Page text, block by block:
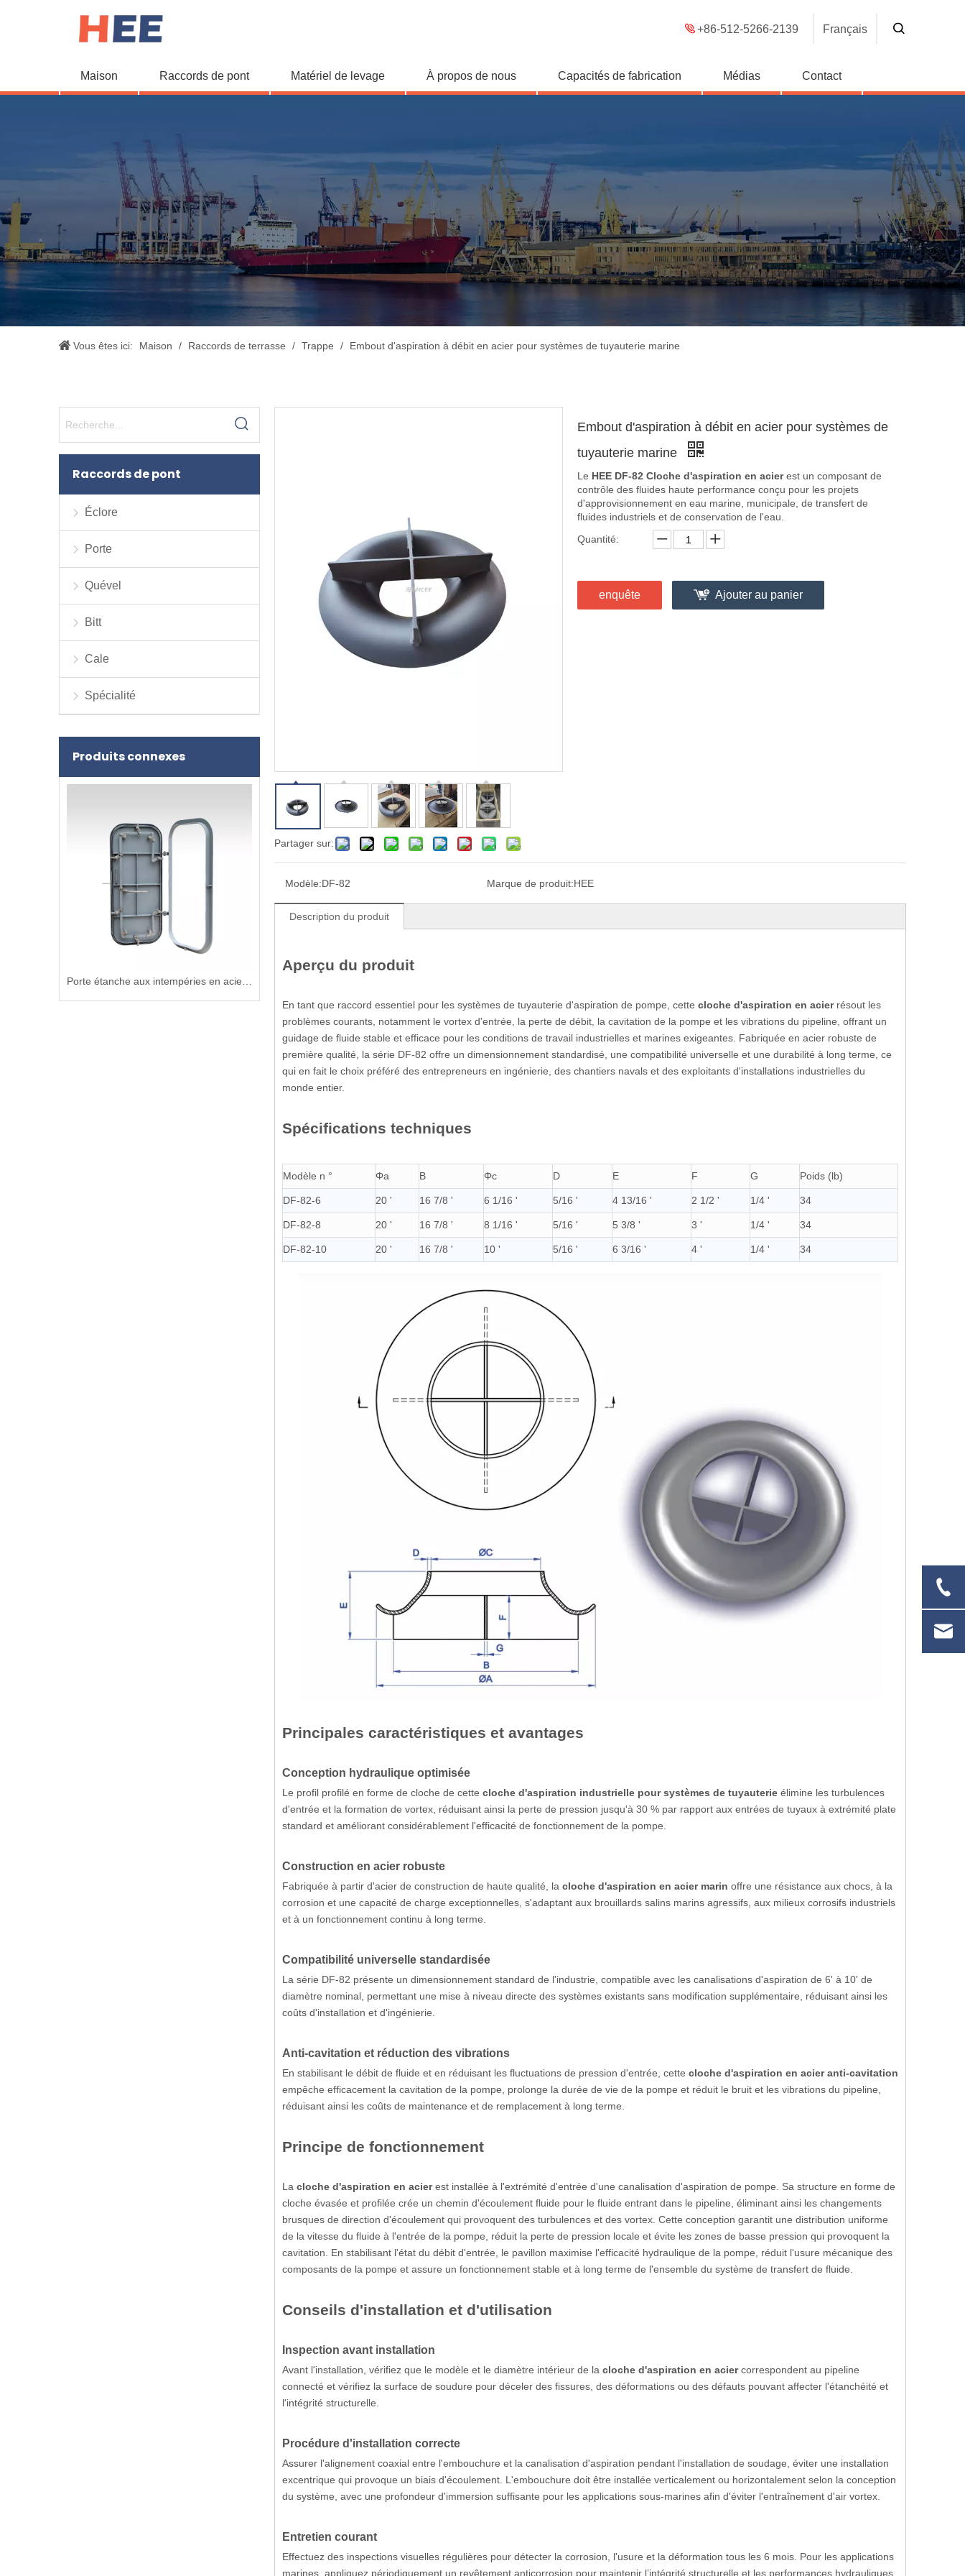
+86-512-5266-2139 Français
Maison Raccords de pont Matériel de levage À propos de nous Capacités de fabrication Médias Contact
Vous êtes ici: Maison / Raccords de terrasse / Trappe / Embout d'aspiration à débit en acier pour systèmes de tuyauterie marine
Raccords de pont
Éclore
Porte
Quével
Bitt
Cale
Spécialité
Produits connexes
Partager sur:
Embout d'aspiration à débit en acier pour systèmes de
tuyauterie marine
Le HEE DF-82 Cloche d'aspiration en acierest un composant de
contrôle des fluides haute performance conçu pour les projets
d'approvisionnement en eau marine, municipale, de transfert de
fluides industriels et de conservation de l'eau.
Quantité:
enquête Ajouter au panier
Modèle:DF-82 Marque de produit:HEE
Description du produit
Aperçu du produit
En tant que raccord essentiel pour les systèmes de tuyauterie d'aspiration de pompe, cette cloche d'aspiration en acier résout les
problèmes courants, notamment le vortex d'entrée, la perte de débit, la cavitation de la pompe et les vibrations du pipeline, offrant un
guidage de fluide stable et efficace pour les conditions de travail industrielles et marines exigeantes. Fabriquée en acier robuste de
première qualité, la série DF-82 offre un dimensionnement standardisé, une compatibilité universelle et une durabilité à long terme, ce
qui en fait le choix préféré des entrepreneurs en ingénierie, des chantiers navals et des exploitants d'installations industrielles du
monde entier.
Spécifications techniques
Modèle n ° Φa B Φc D E F G Poids (lb)
DF-82-6 20 ' 16 7/8 ' 6 1/16 ' 5/16 ' 4 13/16 ' 2 1/2 ' 1/4 ' 34
DF-82-8 20 ' 16 7/8 ' 8 1/16 ' 5/16 ' 5 3/8 ' 3 ' 1/4 ' 34
DF-82-10 20 ' 16 7/8 ' 10 ' 5/16 ' 6 3/16 ' 4 ' 1/4 ' 34
Principales caractéristiques et avantages
Conception hydraulique optimisée
Le profil profilé en forme de cloche de cette cloche d'aspiration industrielle pour systèmes de tuyauterie élimine les turbulences
d'entrée et la formation de vortex, réduisant ainsi la perte de pression jusqu'à 30 % par rapport aux entrées de tuyaux à extrémité plate
standard et améliorant considérablement l'efficacité de fonctionnement de la pompe.
Construction en acier robuste
Fabriquée à partir d'acier de construction de haute qualité, la cloche d'aspiration en acier marin offre une résistance aux chocs, à la
corrosion et une capacité de charge exceptionnelles, s'adaptant aux brouillards salins marins agressifs, aux milieux corrosifs industriels
et à un fonctionnement continu à long terme.
Compatibilité universelle standardisée
La série DF-82 présente un dimensionnement standard de l'industrie, compatible avec les canalisations d'aspiration de 6' à 10' de
diamètre nominal, permettant une mise à niveau directe des systèmes existants sans modification supplémentaire, réduisant ainsi les
coûts d'installation et d'ingénierie.
Anti-cavitation et réduction des vibrations
En stabilisant le débit de fluide et en réduisant les fluctuations de pression d'entrée, cette cloche d'aspiration en acier anti-cavitation
empêche efficacement la cavitation de la pompe, prolonge la durée de vie de la pompe et réduit le bruit et les vibrations du pipeline,
réduisant ainsi les coûts de maintenance et de remplacement à long terme.
Principe de fonctionnement
La cloche d'aspiration en acierest installée à l'extrémité d'entrée d'une canalisation d'aspiration de pompe. Sa structure en forme de
cloche évasée et profilée crée un chemin d'écoulement fluide pour le fluide entrant dans le pipeline, éliminant ainsi les changements
brusques de direction d'écoulement qui provoquent des turbulences et des vortex. Cette conception garantit une distribution uniforme
de la vitesse du fluide à l'entrée de la pompe, réduit la perte de pression locale et évite les zones de basse pression qui provoquent la
cavitation. En stabilisant l'état du débit d'entrée, le pavillon maximise l'efficacité hydraulique de la pompe, réduit l'usure mécanique des
composants de la pompe et assure un fonctionnement stable et à long terme de l'ensemble du système de transfert de fluide.
Conseils d'installation et d'utilisation
Inspection avant installation
Avant l'installation, vérifiez que le modèle et le diamètre intérieur de la cloche d'aspiration en aciercorrespondent au pipeline
connecté et vérifiez la surface de soudure pour déceler des fissures, des déformations ou des défauts pouvant affecter l'étanchéité et
l'intégrité structurelle.
Procédure d'installation correcte
Assurer l'alignement coaxial entre l'embouchure et la canalisation d'aspiration pendant l'installation de soudage, éviter une installation
excentrique qui provoque un biais d'écoulement. L'embouchure doit être installée verticalement ou horizontalement selon la conception
du système, avec une profondeur d'immersion suffisante pour les applications sous-marines afin d'éviter l'entraînement d'air vortex.
Entretien courant
Effectuez des inspections visuelles régulières pour détecter la corrosion, l'usure et la déformation tous les 6 mois. Pour les applications
marines, appliquez périodiquement un revêtement anticorrosion pour maintenir l’intégrité structurelle et les performances hydrauliques.